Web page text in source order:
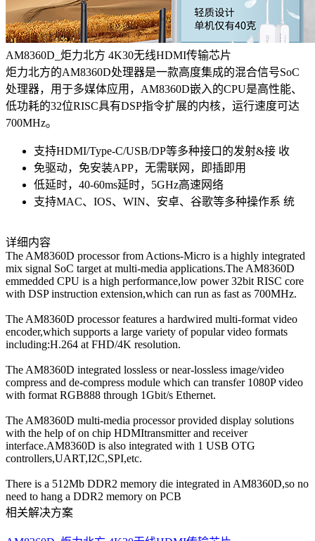
AM8360D_炬力北方 4K30无线HDMI传输芯片
炬力北方的AM8360D处理器是一款高度集成的混合信号SoC
处理器，用于多媒体应用，AM8360D嵌入的CPU是高性能、
低功耗的32位RISC具有DSP指令扩展的内核，运行速度可达
700MHz。
支持HDMI/Type-C/USB/DP等多种接口的发射&接 收
免驱动，免安装APP，无需联网，即插即用
低延时，40-60ms延时，5GHz高速网络
支持MAC、IOS、WIN、安卓、谷歌等多种操作系 统
详细内容
The AM8360D processor from Actions-Micro is a highly integrated
mix signal SoC target at multi-media applications.The AM8360D
emmedded CPU is a high performance,low power 32bit RISC core
with DSP instruction extension,which can run as fast as 700MHz.
The AM8360D processor features a hardwired multi-format video
encoder,which supports a large variety of popular video formats
including:H.264 at FHD/4K resolution.
The AM8360D integrated lossless or near-lossless image/video
compress and de-compress module which can transfer 1080P video
with format RGB888 through 1Gbit/s Ethernet.
The AM8360D multi-media processor provided display solutions
with the help of on chip HDMItransmitter and receiver
interface.AM8360D is also integrated with 1 USB OTG
controllers,UART,I2C,SPI,etc.
There is a 512Mb DDR2 memory die integrated in AM8360D,so no
need to hang a DDR2 memory on PCB
相关解决方案